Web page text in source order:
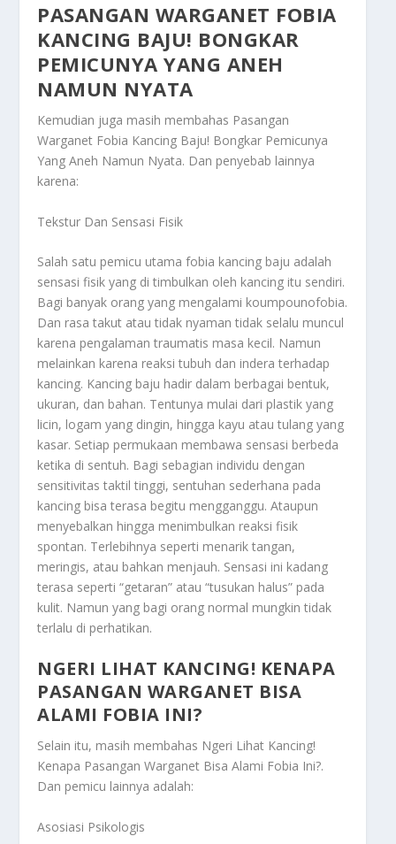
PASANGAN WARGANET FOBIA
KANCING BAJU! BONGKAR
PEMICUNYA YANG ANEH
NAMUN NYATA
Kemudian juga masih membahas Pasangan
Warganet Fobia Kancing Baju! Bongkar Pemicunya
Yang Aneh Namun Nyata. Dan penyebab lainnya
karena:
Tekstur Dan Sensasi Fisik
Salah satu pemicu utama fobia kancing baju adalah
sensasi fisik yang di timbulkan oleh kancing itu sendiri.
Bagi banyak orang yang mengalami koumpounofobia.
Dan rasa takut atau tidak nyaman tidak selalu muncul
karena pengalaman traumatis masa kecil. Namun
melainkan karena reaksi tubuh dan indera terhadap
kancing. Kancing baju hadir dalam berbagai bentuk,
ukuran, dan bahan. Tentunya mulai dari plastik yang
licin, logam yang dingin, hingga kayu atau tulang yang
kasar. Setiap permukaan membawa sensasi berbeda
ketika di sentuh. Bagi sebagian individu dengan
sensitivitas taktil tinggi, sentuhan sederhana pada
kancing bisa terasa begitu mengganggu. Ataupun
menyebalkan hingga menimbulkan reaksi fisik
spontan. Terlebihnya seperti menarik tangan,
meringis, atau bahkan menjauh. Sensasi ini kadang
terasa seperti “getaran” atau “tusukan halus” pada
kulit. Namun yang bagi orang normal mungkin tidak
terlalu di perhatikan.
NGERI LIHAT KANCING! KENAPA
PASANGAN WARGANET BISA
ALAMI FOBIA INI?
Selain itu, masih membahas Ngeri Lihat Kancing!
Kenapa Pasangan Warganet Bisa Alami Fobia Ini?.
Dan pemicu lainnya adalah:
Asosiasi Psikologis